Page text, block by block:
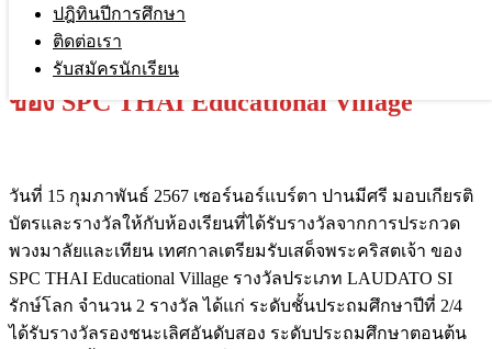
ปฎิทินปีการศึกษา
ติดต่อเรา
รับสมัครนักเรียน
รับรางวัลจากการประกวดพวงมาลัยและ
เทียน เทศกาลเตรียมรับเสด็จพระคริสตเจ้า
ของ SPC THAI Educational Village
วันที่ 15 กุมภาพันธ์ 2567 เซอร์นอร์แบร์ตา ปานมีศรี มอบเกียรติ
บัตรและรางวัลให้กับห้องเรียนที่ได้รับรางวัลจากการประกวด
พวงมาลัยและเทียน เทศกาลเตรียมรับเสด็จพระคริสตเจ้า ของ
SPC THAI Educational Village รางวัลประเภท LAUDATO SI
รักษ์โลก จำนวน 2 รางวัล ได้แก่ ระดับชั้นประถมศึกษาปีที่ 2/4
ได้รับรางวัลรองชนะเลิศอันดับสอง ระดับประถมศึกษาตอนต้น